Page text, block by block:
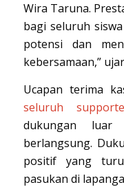
Wira Taruna.
bagi seluruh
potensi dan
kebersamaan,”
Ucapan terima
seluruh
dukungan luar
berlangsung.
positif yang
pasukan di